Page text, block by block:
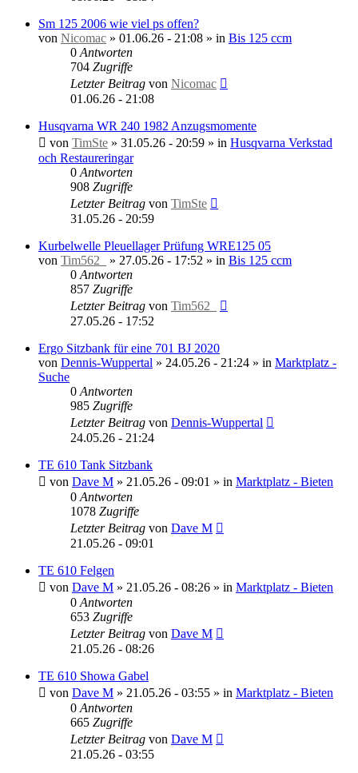
Sm 125 2006 wie viel ps offen?
von Nicomac » 01.06.26 - 21:08 » in Bis 125 ccm
0 Antworten
704 Zugriffe
Letzter Beitrag von Nicomac
01.06.26 - 21:08
Husqvarna WR 240 1982 Anzugsmomente
von TimSte » 31.05.26 - 20:59 » in Husqvarna Verkstad
och Restaureringar
0 Antworten
908 Zugriffe
Letzter Beitrag von TimSte
31.05.26 - 20:59
Kurbelwelle Pleuellager Prüfung WRE125 05
von Tim562_ » 27.05.26 - 17:52 » in Bis 125 ccm
0 Antworten
857 Zugriffe
Letzter Beitrag von Tim562_
27.05.26 - 17:52
Ergo Sitzbank für eine 701 BJ 2020
von Dennis-Wuppertal » 24.05.26 - 21:24 » in Marktplatz -
Suche
0 Antworten
985 Zugriffe
Letzter Beitrag von Dennis-Wuppertal
24.05.26 - 21:24
TE 610 Tank Sitzbank
von Dave M » 21.05.26 - 09:01 » in Marktplatz - Bieten
0 Antworten
1078 Zugriffe
Letzter Beitrag von Dave M
21.05.26 - 09:01
TE 610 Felgen
von Dave M » 21.05.26 - 08:26 » in Marktplatz - Bieten
0 Antworten
653 Zugriffe
Letzter Beitrag von Dave M
21.05.26 - 08:26
TE 610 Showa Gabel
von Dave M » 21.05.26 - 03:55 » in Marktplatz - Bieten
0 Antworten
665 Zugriffe
Letzter Beitrag von Dave M
21.05.26 - 03:55